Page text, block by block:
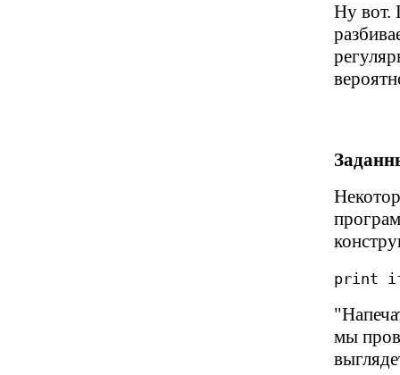
Ну вот.
print
мы